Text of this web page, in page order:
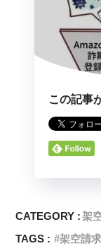
この記事
CATEGORY :架
TAGS :
架空請求